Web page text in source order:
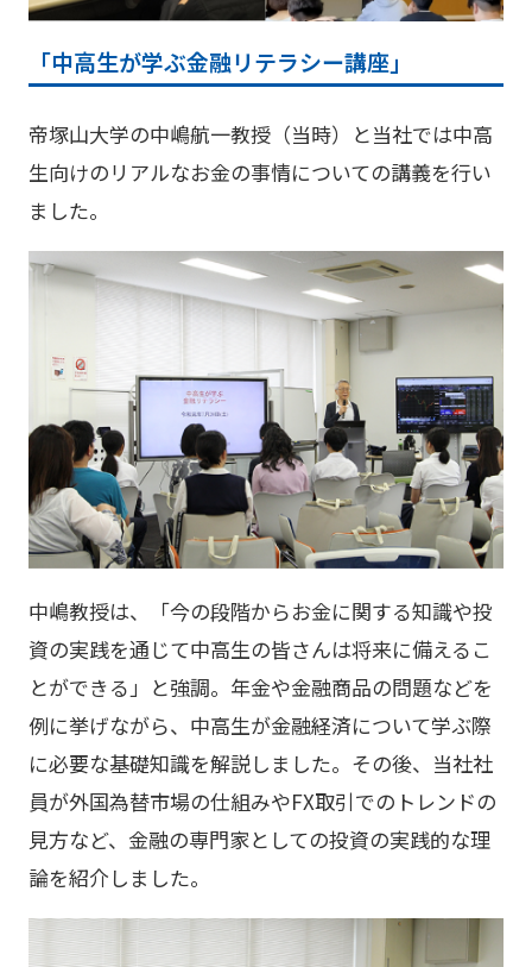
「中高生が学ぶ金融リテラシー講座」
帝塚山大学の中嶋航一教授（当時）と当社では中高
生向けのリアルなお金の事情についての講義を行い
ました。
中嶋教授は、「今の段階からお金に関する知識や投
資の実践を通じて中高生の皆さんは将来に備えるこ
とができる」と強調。年金や金融商品の問題などを
例に挙げながら、中高生が金融経済について学ぶ際
に必要な基礎知識を解説しました。その後、当社社
員が外国為替市場の仕組みやFX取引でのトレンドの
見方など、金融の専門家としての投資の実践的な理
論を紹介しました。